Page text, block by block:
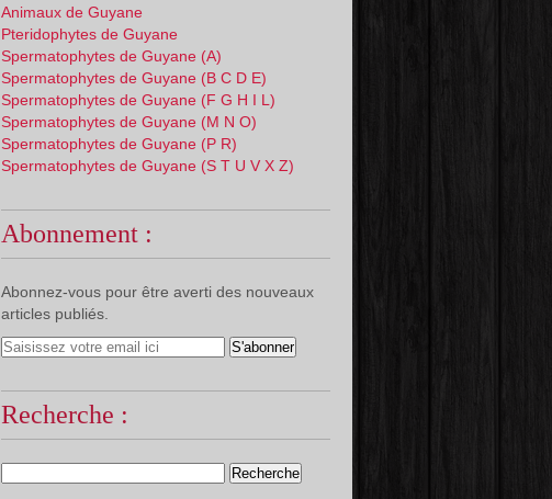
Animaux de Guyane
Pteridophytes de Guyane
Spermatophytes de Guyane (A)
Spermatophytes de Guyane (B C D E)
Spermatophytes de Guyane (F G H I L)
Spermatophytes de Guyane (M N O)
Spermatophytes de Guyane (P R)
Spermatophytes de Guyane (S T U V X Z)
Abonnement :
Abonnez-vous pour être averti des nouveaux
articles publiés.
Recherche :